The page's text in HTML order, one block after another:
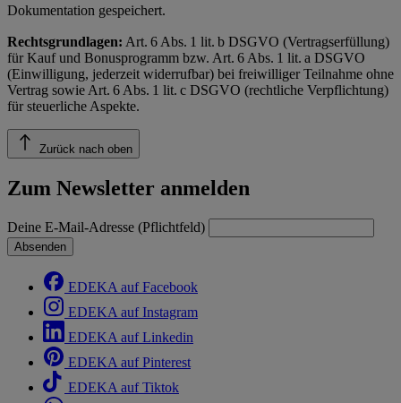
Dokumentation gespeichert.
Rechtsgrundlagen: Art. 6 Abs. 1 lit. b DSGVO (Vertragserfüllung)
für Kauf und Bonusprogramm bzw. Art. 6 Abs. 1 lit. a DSGVO
(Einwilligung, jederzeit widerrufbar) bei freiwilliger Teilnahme ohne
Vertrag sowie Art. 6 Abs. 1 lit. c DSGVO (rechtliche Verpflichtung)
für steuerliche Aspekte.
Zurück nach oben
Zum Newsletter anmelden
Deine E-Mail-Adresse (Pflichtfeld)
Absenden
EDEKA auf Facebook
EDEKA auf Instagram
EDEKA auf Linkedin
EDEKA auf Pinterest
EDEKA auf Tiktok